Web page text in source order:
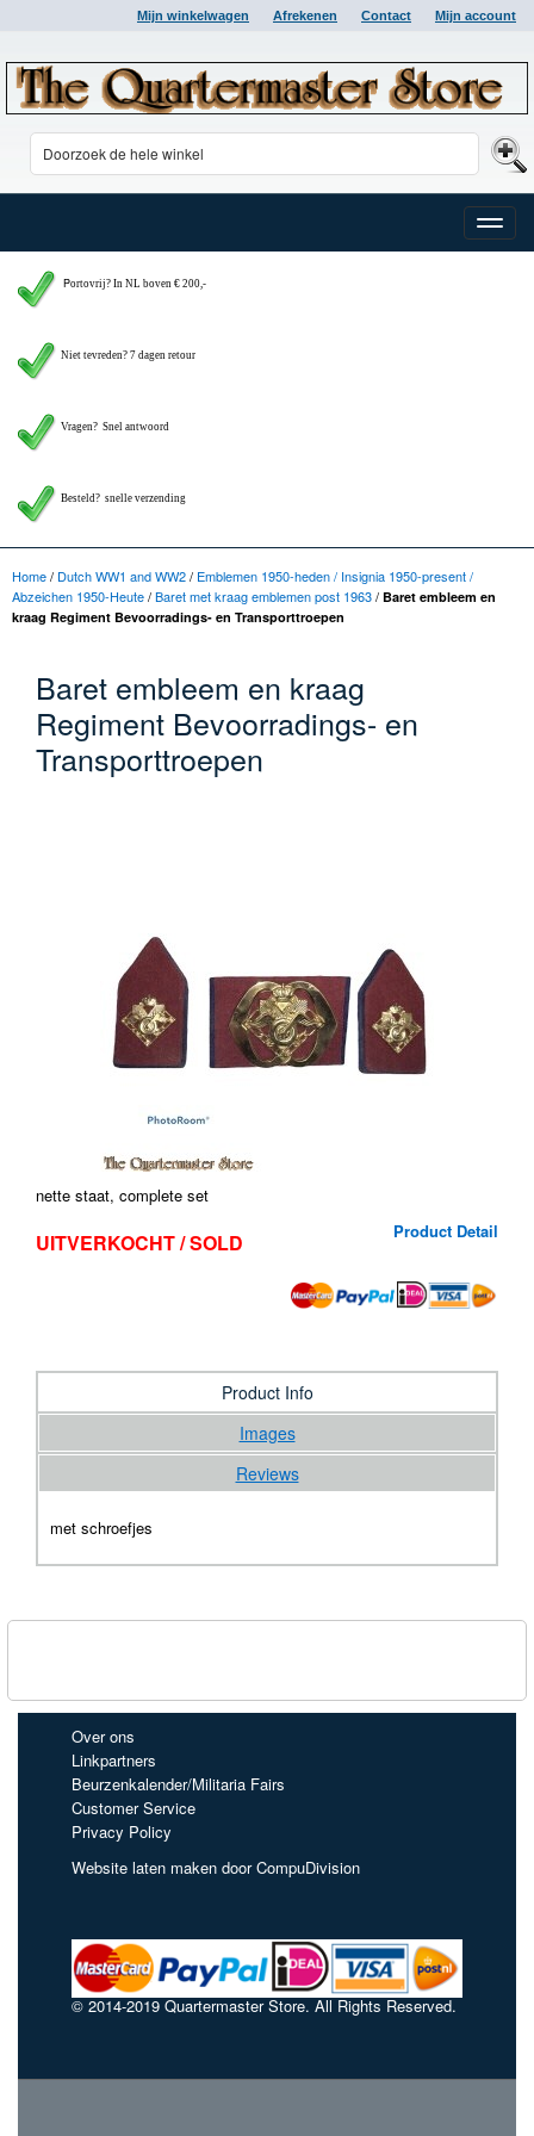
Mijn winkelwagen Afrekenen Contact Mijn account
Toggle
Portovrij? In NL boven € 200,-
Niet tevreden? 7 dagen retour
Vragen? Snel antwoord
Besteld? snelle verzending
Home/ Dutch WW1 and WW2/ Emblemen 1950-heden / Insignia 1950-present /
Abzeichen 1950-Heute/Baret met kraag emblemen post 1963/ Baret embleem en
kraag Regiment Bevoorradings- en Transporttroepen
Baret embleem en kraag
Regiment Bevoorradings- en
Transporttroepen
nette staat, complete set
Product Detail
UITVERKOCHT / SOLD
Product Info
Images
Reviews
met schroefjes
Over ons
Linkpartners
Beurzenkalender/Militaria Fairs
Customer Service
Privacy Policy
Website laten maken door CompuDivision
© 2014-2019 Quartermaster Store. All Rights Reserved.